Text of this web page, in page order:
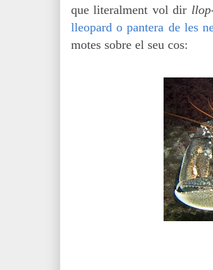
que literalment vol dir
lleopard opantera de les
motes sobre el seu cos: